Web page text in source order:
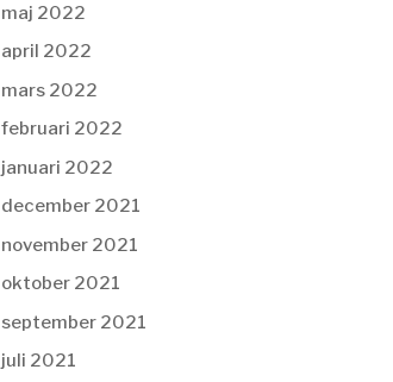
maj 2022
april 2022
mars 2022
februari 2022
januari 2022
december 2021
november 2021
oktober 2021
september 2021
juli 2021